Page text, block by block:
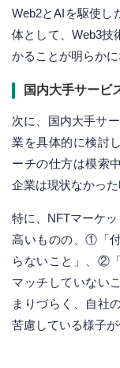
Web2とAIを駆使し
体として、Web3技
かることが明らかに
国内大手サービ
次に、国内大手サ
業を具体的に検討
ーチの仕方は模索
企業は現状なかった
特に、NFTマーケ
高いものの、①「
らないこと」、②
マッチしていない
まりづらく、自社
苦慮している様子が